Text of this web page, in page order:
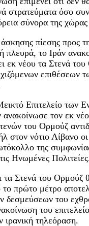
στρατεύματα όσο
σύνορα της
πίεσης προς
πλευρά, το Ιράν
εκ νέου τα Στενά
επιθέσεων
Επιτελείο των
τον εκ
του Ορμούζ
στον νότιο Λίβανο
της
Ηνωμένες
τα Στενά του Ορμούζ
το πρώτο μέτρο
δεσμεύσεων του
του
ιρανική τηλεόραση.